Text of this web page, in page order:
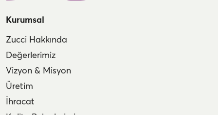
Kurumsal
Zucci Hakkında
Değerlerimiz
Vizyon & Misyon
Üretim
İhracat